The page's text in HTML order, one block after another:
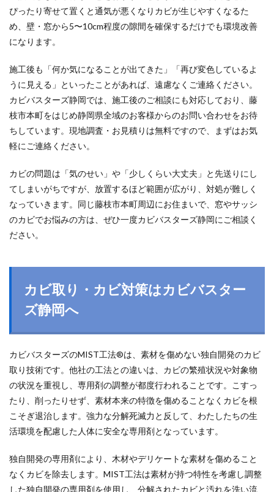
ぴったり寄せて置くと通気が悪くなりカビが生じやすくなるた
め、壁・窓から5〜10cm程度の隙間を確保するだけでも環境改善
になります。
施工後も「何か気になることが出てきた」「再び変色しているよ
うに見える」といったことがあれば、遠慮なくご連絡ください。
カビバスターズ静岡では、施工後のご相談にも対応しており、藤
枝市本町をはじめ静岡県全域のお客様からのお問い合わせをお待
ちしています。現地調査・お見積りは無料ですので、まずはお気
軽にご連絡ください。
カビの問題は「気のせい」や「少しくらい大丈夫」と先送りにし
てしまいがちですが、放置するほど範囲が広がり、対処が難しく
なっていきます。同じ藤枝市本町周辺にお住まいで、窓やサッシ
のカビでお悩みの方は、ぜひ一度カビバスターズ静岡にご相談く
ださい。
カビ取り・カビ対策はカビバスター
ズ静岡へ
カビバスターズのMIST工法®は、素材を傷めない独自開発のカビ
取り技術です。他社の工法との違いは、カビの繁殖状況や対象物
の状況を重視し、専用剤の調整が都度行われることです。こすっ
たり、削ったりせず、素材本来の特徴を傷めることなくカビを根
こそぎ退治します。強力な分解死滅力と反して、わたしたちの生
活環境を配慮した人体に安全な専用剤となっています。
独自開発の専用剤により、木材やデリケートな素材を傷めること
なくカビを除去します。MIST工法は素材が持つ特性を考慮し調整
した独自開発の専用剤を使用し、分解されたカビと汚れを洗い流